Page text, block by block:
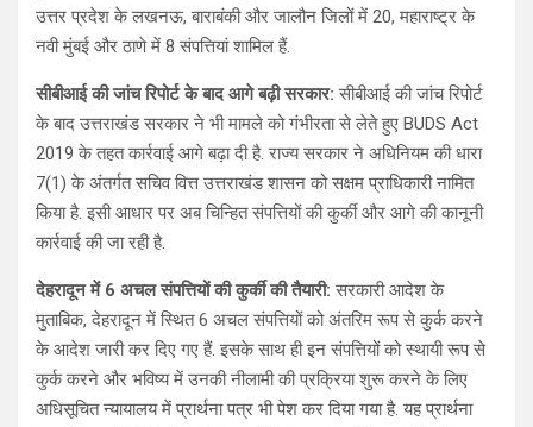
उत्तर प्रदेश के लखनऊ, बाराबंकी और जालौन जिलों में 20, महाराष्ट्र के
नवी मुंबई और ठाणे में 8 संपत्तियां शामिल हैं.
सीबीआई की जांच रिपोर्ट के बाद आगे बढ़ी सरकार:सीबीआई की जांच रिपोर्ट
के बाद उत्तराखंड सरकार ने भी मामले को गंभीरता से लेते हुए BUDS Act
2019 के तहत कार्रवाई आगे बढ़ा दी है. राज्य सरकार ने अधिनियम की धारा
7(1) के अंतर्गत सचिव वित्त उत्तराखंड शासन को सक्षम प्राधिकारी नामित
किया है. इसी आधार पर अब चिन्हित संपत्तियों की कुर्की और आगे की कानूनी
कार्रवाई की जा रही है.
देहरादून में 6 अचल संपत्तियों की कुर्की की तैयारी:सरकारी आदेश के
मुताबिक, देहरादून में स्थित 6 अचल संपत्तियों को अंतरिम रूप से कुर्क करने
के आदेश जारी कर दिए गए हैं. इसके साथ ही इन संपत्तियों को स्थायी रूप से
कुर्क करने और भविष्य में उनकी नीलामी की प्रक्रिया शुरू करने के लिए
अधिसूचित न्यायालय में प्रार्थना पत्र भी पेश कर दिया गया है. यह प्रार्थना